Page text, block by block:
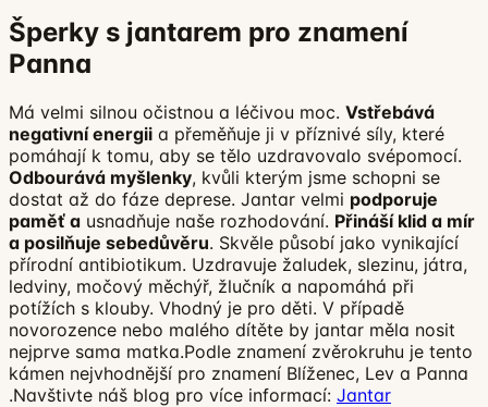
Šperky s jantarem pro znamení
Panna
Má velmi silnou očistnou a léčivou moc. Vstřebává
negativní energii a přeměňuje ji v příznivé síly, které
pomáhají k tomu, aby se tělo uzdravovalo svépomocí.
Odbourává myšlenky, kvůli kterým jsme schopni se
dostat až do fáze deprese. Jantar velmi podporuje
paměť a usnadňuje naše rozhodování. Přináší klid a mír
a posilňuje sebedůvěru. Skvěle působí jako vynikající
přírodní antibiotikum. Uzdravuje žaludek, slezinu, játra,
ledviny, močový měchýř, žlučník a napomáhá při
potížích s klouby. Vhodný je pro děti. V případě
novorozence nebo malého dítěte by jantar měla nosit
nejprve sama matka.Podle znamení zvěrokruhu je tento
kámen nejvhodnější pro znamení Blíženec, Lev a Panna
.Navštivte náš blog pro více informací: Jantar